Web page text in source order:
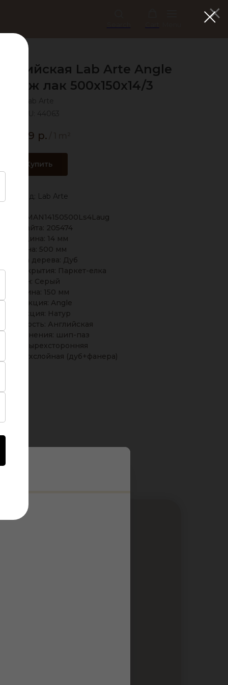
Lab Arte Angle
лак 500х150х14/3
6 779 р.
Купить
Бренд: Lab Arte
LMAN14150500Ls4Laug
Код сайта: 205474
Толщина: 14 мм
Длина: 500 мм
Порода дерева: Дуб
покрытия: Паркет-елка
Тон: Серый
Ширина: 150 мм
Коллекция: Angle
Селекция: Натур
Английская
соединения: шип-паз
четырехсторонняя
Двухслойная (дуб+фанера)